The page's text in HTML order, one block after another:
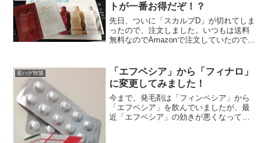
トが一番お得だぞ！？
先日、ついに「スカルプD」が切れてしま
ったので、注文しました。いつもは送料
無料なのでAmazonで注文していたのです
していたので気付かなかったんですが、
公式サイト...
若ハゲ対策
「エフペシア」から「フィナロ」
に変更してみました！
今まで、発毛剤は「フィンペシア」から
「エフペシア」を飲んでいましたが、最
近「エフペシア」の効きが悪くなってき